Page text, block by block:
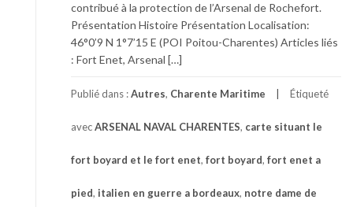
contribué à la protection de l’Arsenal de Rochefort.
Présentation Histoire Présentation Localisation:
46°0’9 N 1°7’15 E (POI Poitou-Charentes) Articles liés
: Fort Enet, Arsenal […]
Publié dans :Autres, Charente Maritime Étiqueté
avecARSENAL NAVAL CHARENTES, carte situant le
fort boyard et le fort enet, fort boyard, fort enet a
pied, italien en guerre a bordeaux, notre dame de